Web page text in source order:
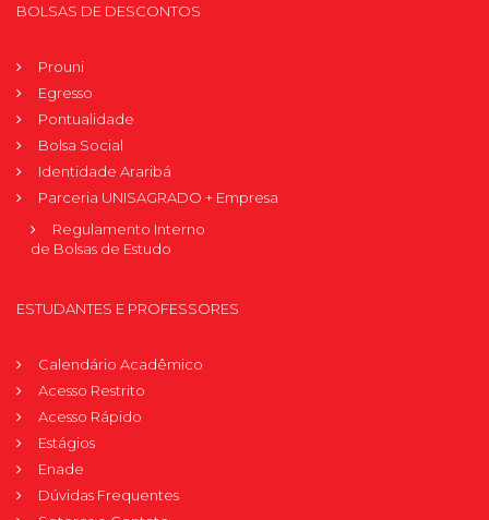
BOLSAS DE DESCONTOS
Prouni
Egresso
Pontualidade
Bolsa Social
Identidade Araribá
Parceria UNISAGRADO + Empresa
Regulamento Interno
de Bolsas de Estudo
ESTUDANTES E PROFESSORES
Calendário Acadêmico
Acesso Restrito
Acesso Rápido
Estágios
Enade
Dúvidas Frequentes